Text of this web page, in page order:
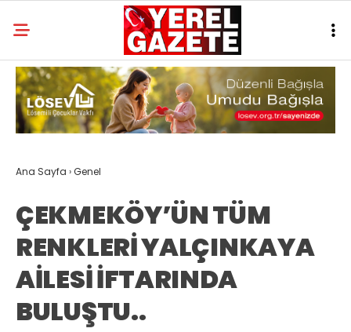
Ana Sayfa ›Genel
ÇEKMEKÖY’ÜN TÜM
RENKLERİ YALÇINKAYA
AİLESİ İFTARINDA
BULUŞTU..